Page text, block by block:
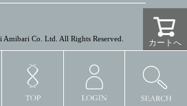
Co. Ltd. All Rights Reserved. カートへ